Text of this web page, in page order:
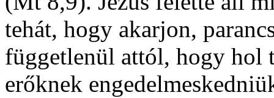
tehát, hogy akarjon,
függetlenül attól, hogy hol
erőknek